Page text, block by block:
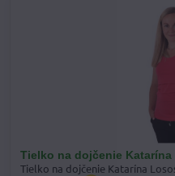
Tielko na dojčenie
Tielko na dojčenie Katarína